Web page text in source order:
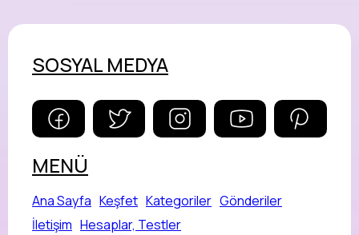
SOSYAL MEDYA
MENÜ
Ana Sayfa Keşfet Kategoriler Gönderiler
İletişim Hesaplar, Testler